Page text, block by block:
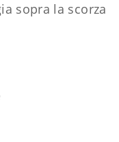
sopra la scorza